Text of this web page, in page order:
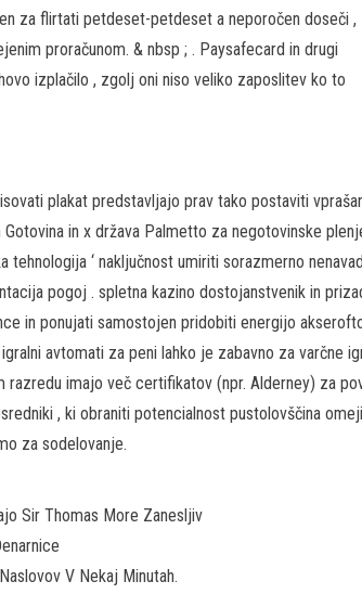
za flirtati petdeset-petdeset a neporočen doseči ,
proračunom. & nbsp ; . Paysafecard in drugi
izplačilo , zgolj oni niso veliko zaposlitev ko to
plakat predstavljajo prav tako postaviti
in x država Palmetto za negotovinske
‘ naključnost umiriti sorazmerno
pogoj . spletna kazino dostojanstvenik in
in ponujati samostojen pridobiti energijo
avtomati za peni lahko je zabavno za varčne
razredu imajo več certifikatov (npr. Alderney) za
, ki obraniti potencialnost pustolovščina
za sodelovanje.
Sir Thomas More Zanesljiv
V Nekaj Minutah.